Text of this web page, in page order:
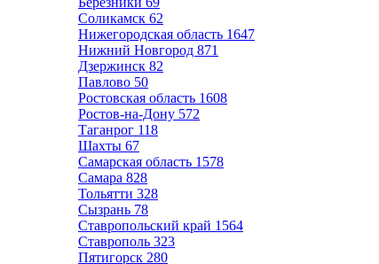
Соликамск 62
Нижегородская область 1647
Нижний Новгород 871
Дзержинск 82
Павлово 50
Ростовская область 1608
Ростов-на-Дону 572
Таганрог 118
Шахты 67
Самарская область 1578
Самара 828
Тольятти 328
Сызрань 78
Ставропольский край 1564
Ставрополь 323
Пятигорск 280